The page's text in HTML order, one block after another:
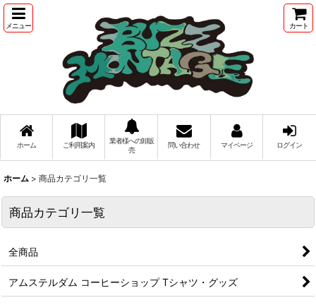
メニュー カート
ホーム ご利用案内
業者様への卸販
売
問い合わせ マイページ ログイン
ホーム > 商品カテゴリ一覧
商品カテゴリ一覧
全商品
アムステルダム コーヒーショップ Tシャツ・グッズ